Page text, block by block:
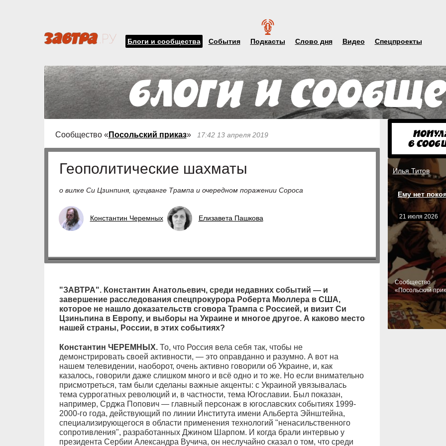
Блоги и сообщества События Подкасты Слово дня Видео Спецпроекты
Сообщество « Посольский приказ» 17:42 13 апреля 2019
Геополитические шахматы
о вилке Си Цзинпиня, цугцванге Трампа и очередном поражении Сороса
Константин Черемных Елизавета Пашкова
"ЗАВТРА". Константин Анатольевич, среди недавних событий — и
завершение расследования спецпрокурора Роберта Мюллера в США,
которое не нашло доказательств сговора Трампа с Россией, и визит Си
Цзиньпина в Европу, и выборы на Украине и многое другое. А каково место
нашей страны, России, в этих событиях?
Константин ЧЕРЕМНЫХ.То, что Россия вела себя так, чтобы не
демонстрировать своей активности, — это оправданно и разумно. А вот на
нашем телевидении, наоборот, очень активно говорили об Украине, и, как
казалось, говорили даже слишком много и всё одно и то же. Но если внимательно
присмотреться, там были сделаны важные акценты: с Украиной увязывалась
тема суррогатных революций и, в частности, тема Югославии. Был показан,
например, Срджа Попович — главный персонаж в югославских событиях 1999-
2000-го года, действующий по линии Института имени Альберта Эйнштейна,
специализирующегося в области применения технологий "ненасильственного
сопротивления", разработанных Джином Шарпом. И когда брали интервью у
президента Сербии Александра Вучича, он неслучайно сказал о том, что среди
Илья Титов
Ему нет
21 июля 2026
Cообщество
«Посольский